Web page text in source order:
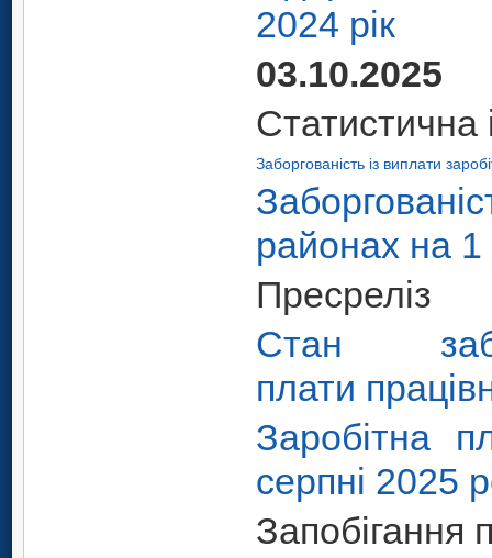
2024 рік
03.10.2025
Статистична
Заборгованість із виплати
районах на
Пресреліз
Стан
плати
Заробітна
серпні 2025
Запобігання